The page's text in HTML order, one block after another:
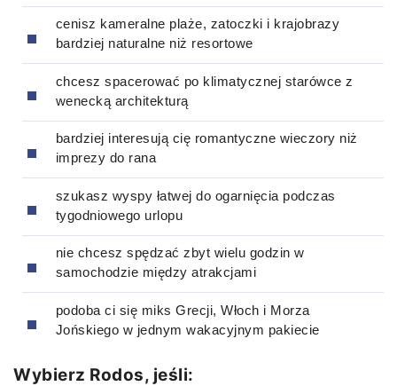
cenisz kameralne plaże, zatoczki i krajobrazy
bardziej naturalne niż resortowe
chcesz spacerować po klimatycznej starówce z
wenecką architekturą
bardziej interesują cię romantyczne wieczory niż
imprezy do rana
szukasz wyspy łatwej do ogarnięcia podczas
tygodniowego urlopu
nie chcesz spędzać zbyt wielu godzin w
samochodzie między atrakcjami
podoba ci się miks Grecji, Włoch i Morza
Jońskiego w jednym wakacyjnym pakiecie
Wybierz Rodos, jeśli: